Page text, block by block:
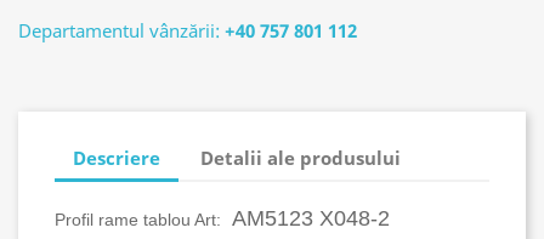
Departamentul vânzării: +40 757 801 112
Descriere Detalii ale produsului
Profil rame tablou Art: AM5123 X048-2